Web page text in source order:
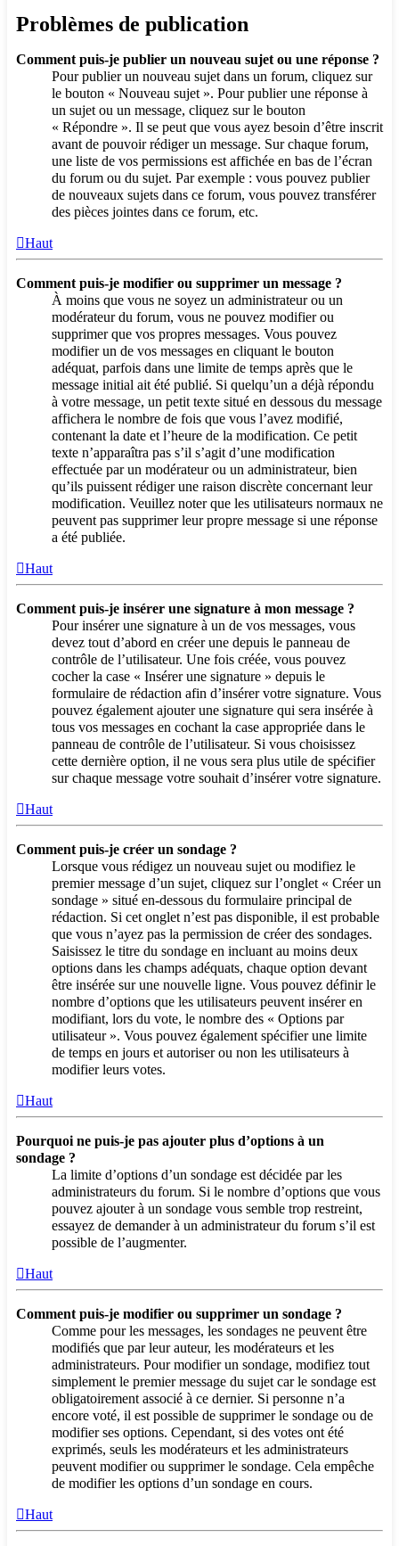
Problèmes de publication
Comment puis-je publier un nouveau sujet ou une réponse ?
Pour publier un nouveau sujet dans un forum, cliquez sur
le bouton « Nouveau sujet ». Pour publier une réponse à
un sujet ou un message, cliquez sur le bouton
« Répondre ». Il se peut que vous ayez besoin d’être inscrit
avant de pouvoir rédiger un message. Sur chaque forum,
une liste de vos permissions est affichée en bas de l’écran
du forum ou du sujet. Par exemple : vous pouvez publier
de nouveaux sujets dans ce forum, vous pouvez transférer
des pièces jointes dans ce forum, etc.
Haut
Comment puis-je modifier ou supprimer un message ?
À moins que vous ne soyez un administrateur ou un
modérateur du forum, vous ne pouvez modifier ou
supprimer que vos propres messages. Vous pouvez
modifier un de vos messages en cliquant le bouton
adéquat, parfois dans une limite de temps après que le
message initial ait été publié. Si quelqu’un a déjà répondu
à votre message, un petit texte situé en dessous du message
affichera le nombre de fois que vous l’avez modifié,
contenant la date et l’heure de la modification. Ce petit
texte n’apparaîtra pas s’il s’agit d’une modification
effectuée par un modérateur ou un administrateur, bien
qu’ils puissent rédiger une raison discrète concernant leur
modification. Veuillez noter que les utilisateurs normaux ne
peuvent pas supprimer leur propre message si une réponse
a été publiée.
Haut
Comment puis-je insérer une signature à mon message ?
Pour insérer une signature à un de vos messages, vous
devez tout d’abord en créer une depuis le panneau de
contrôle de l’utilisateur. Une fois créée, vous pouvez
cocher la case « Insérer une signature » depuis le
formulaire de rédaction afin d’insérer votre signature. Vous
pouvez également ajouter une signature qui sera insérée à
tous vos messages en cochant la case appropriée dans le
panneau de contrôle de l’utilisateur. Si vous choisissez
cette dernière option, il ne vous sera plus utile de spécifier
sur chaque message votre souhait d’insérer votre signature.
Haut
Comment puis-je créer un sondage ?
Lorsque vous rédigez un nouveau sujet ou modifiez le
premier message d’un sujet, cliquez sur l’onglet « Créer un
sondage » situé en-dessous du formulaire principal de
rédaction. Si cet onglet n’est pas disponible, il est probable
que vous n’ayez pas la permission de créer des sondages.
Saisissez le titre du sondage en incluant au moins deux
options dans les champs adéquats, chaque option devant
être insérée sur une nouvelle ligne. Vous pouvez définir le
nombre d’options que les utilisateurs peuvent insérer en
modifiant, lors du vote, le nombre des « Options par
utilisateur ». Vous pouvez également spécifier une limite
de temps en jours et autoriser ou non les utilisateurs à
modifier leurs votes.
Haut
Pourquoi ne puis-je pas ajouter plus d’options à un
sondage ?
La limite d’options d’un sondage est décidée par les
administrateurs du forum. Si le nombre d’options que vous
pouvez ajouter à un sondage vous semble trop restreint,
essayez de demander à un administrateur du forum s’il est
possible de l’augmenter.
Haut
Comment puis-je modifier ou supprimer un sondage ?
Comme pour les messages, les sondages ne peuvent être
modifiés que par leur auteur, les modérateurs et les
administrateurs. Pour modifier un sondage, modifiez tout
simplement le premier message du sujet car le sondage est
obligatoirement associé à ce dernier. Si personne n’a
encore voté, il est possible de supprimer le sondage ou de
modifier ses options. Cependant, si des votes ont été
exprimés, seuls les modérateurs et les administrateurs
peuvent modifier ou supprimer le sondage. Cela empêche
de modifier les options d’un sondage en cours.
Haut